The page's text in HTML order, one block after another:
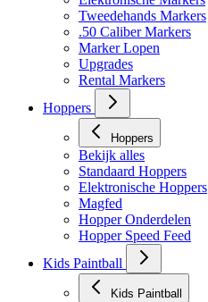
Tweedehands Markers
.50 Caliber Markers
Marker Lopen
Upgrades
Rental Markers
Hoppers
Hoppers
Bekijk alles
Standaard Hoppers
Elektronische Hoppers
Magfed
Hopper Onderdelen
Hopper Speed Feed
Kids Paintball
Kids Paintball